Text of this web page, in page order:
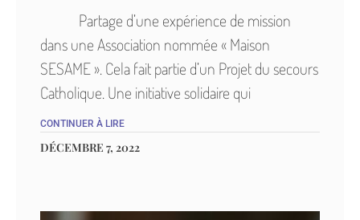
Partage d’une expérience de mission
dans une Association nommée « Maison
SESAME ». Cela fait partie d’un Projet du secours
Catholique. Une initiative solidaire qui
CONTINUER À LIRE
DÉCEMBRE 7, 2022